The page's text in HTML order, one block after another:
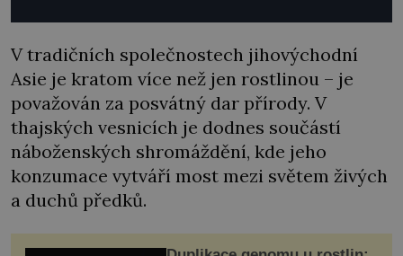
V tradičních společnostech jihovýchodní
Asie je kratom více než jen rostlinou – je
považován za posvátný dar přírody. V
thajských vesnicích je dodnes součástí
náboženských shromáždění, kde jeho
konzumace vytváří most mezi světem živých
a duchů předků.